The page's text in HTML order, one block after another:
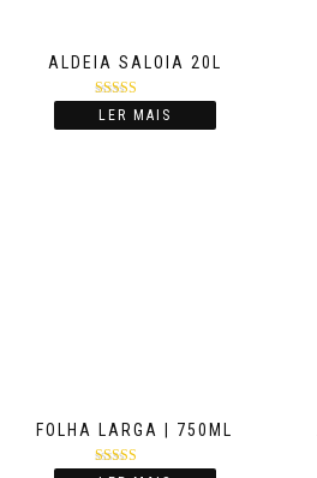
ALDEIA SALOIA 20L
Avaliação
5.00 de 5
LER MAIS
FOLHA LARGA | 750ML